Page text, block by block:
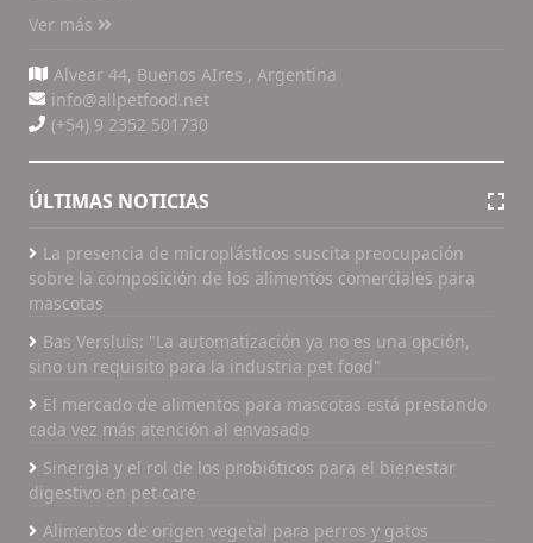
Ver más
Alvear 44, Buenos AIres , Argentina
info@allpetfood.net
(+54) 9 2352 501730
ÚLTIMAS NOTICIAS
La presencia de microplásticos suscita preocupación
sobre la composición de los alimentos comerciales para
mascotas
Bas Versluis: "La automatización ya no es una opción,
sino un requisito para la industria pet food"
El mercado de alimentos para mascotas está prestando
cada vez más atención al envasado
Sinergia y el rol de los probióticos para el bienestar
digestivo en pet care
Alimentos de origen vegetal para perros y gatos